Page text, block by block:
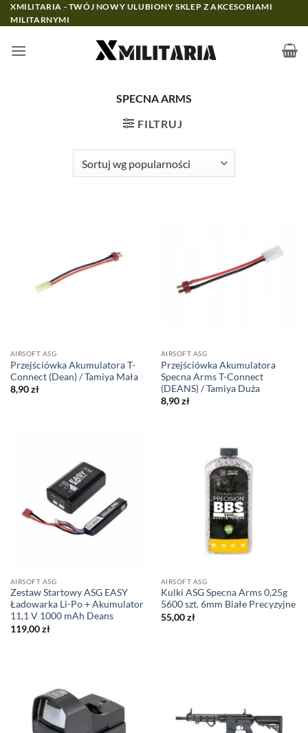
Przewiń
do
XMILITARIA - TWÓJ NOWY ULUBIONY SKLEP Z AKCESORIAMI
MILITARNYMI
SPECNA ARMS
FILTRUJ
AIRSOFT ASG
Przejściówka Akumulatora T-
Connect (Dean) / Tamiya Mała
8,90zł
AIRSOFT ASG
Przejściówka Akumulatora
Specna Arms T-Connect
(DEANS) / Tamiya Duża
8,90zł
AIRSOFT ASG
Zestaw Startowy ASG EASY
Ładowarka Li-Po + Akumulator
11,1 V 1000 mAh Deans
119,00zł
AIRSOFT ASG
Kulki ASG Specna Arms 0,25g
5600 szt. 6mm Białe Precyzyjne
55,00zł